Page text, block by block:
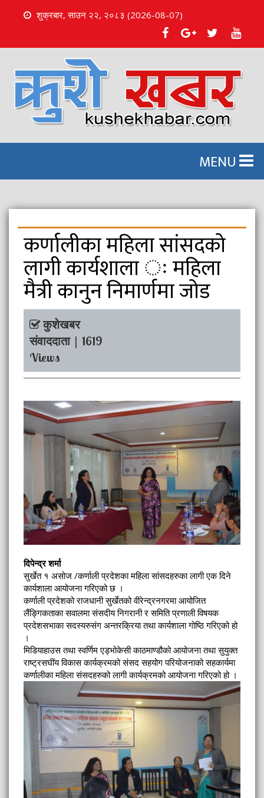
शुक्रबार, साउन २२, २०८३ (2026-08-07)
o
e
MENU
कर्णालीका महिला सांसदको
लागी कार्यशाला ः महिला
मैत्री कानुन निमार्णमा जोड
कुशेखबर
संवाददाता | 1619
Views
दिपेन्द्र शर्मा
सुर्खेत १ असोज /कर्णाली प्रदेशका महिला सांसदहरुका लागी एक दिने
कार्यशाला आयोजना गरिएको छ ।
कर्णाली प्रदेशको राजधानी सुर्खेतको वीरेन्द्रनगरमा आयोजित
लैंङ्गिकताका सवालमा संसदीय निगरानी र समिति प्रणाली विषयक
प्रदेशसभाका सदस्यरुसंग अन्तरक्रिया तथा कार्यशाला गोष्ठि गरिएको हो
।
मिडियाहाउस तथा स्वर्णिम एड्भोकेसी काठमाण्डौको आयोजना तथा सुयुक्त
राष्ट्रसघींय विकास कार्यक्रमको संसद सहयोग परियोजनाको सहकार्यमा
कर्णालीका महिला संसदहरुको लागी कार्यक्रमको आयोजना गरिएको हो ।